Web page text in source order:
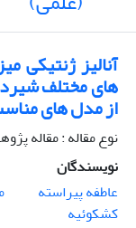
آنالیز ژنتیکی
های مختلف
از مدل های
نوع مقاله : مقاله
نویسندگان
عاطفه پیراسته
کشکوئیه